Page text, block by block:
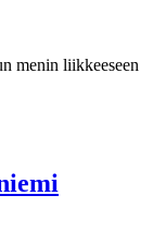
menin liikkeeseen